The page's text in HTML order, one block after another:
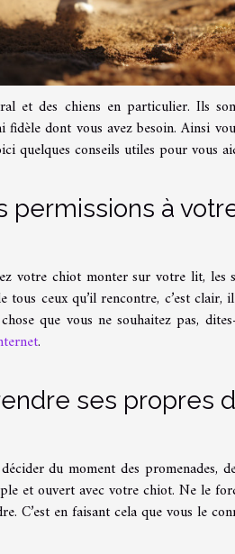
et des chiens en particulier. Ils
fidèle dont vous avez besoin. Ainsi
quelques conseils utiles pour vous
permissions à
votre chiot monter sur votre lit, les
ceux qu’il rencontre, c’est clair,
que vous ne souhaitez pas,
.
ses propres
du moment des promenades,
et ouvert avec votre chiot. Ne le
C’est en faisant cela que vous le